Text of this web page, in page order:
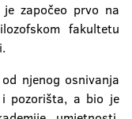
započeo prvo na
fakultetu
njenog osnivanja
pozorišta, a bio je